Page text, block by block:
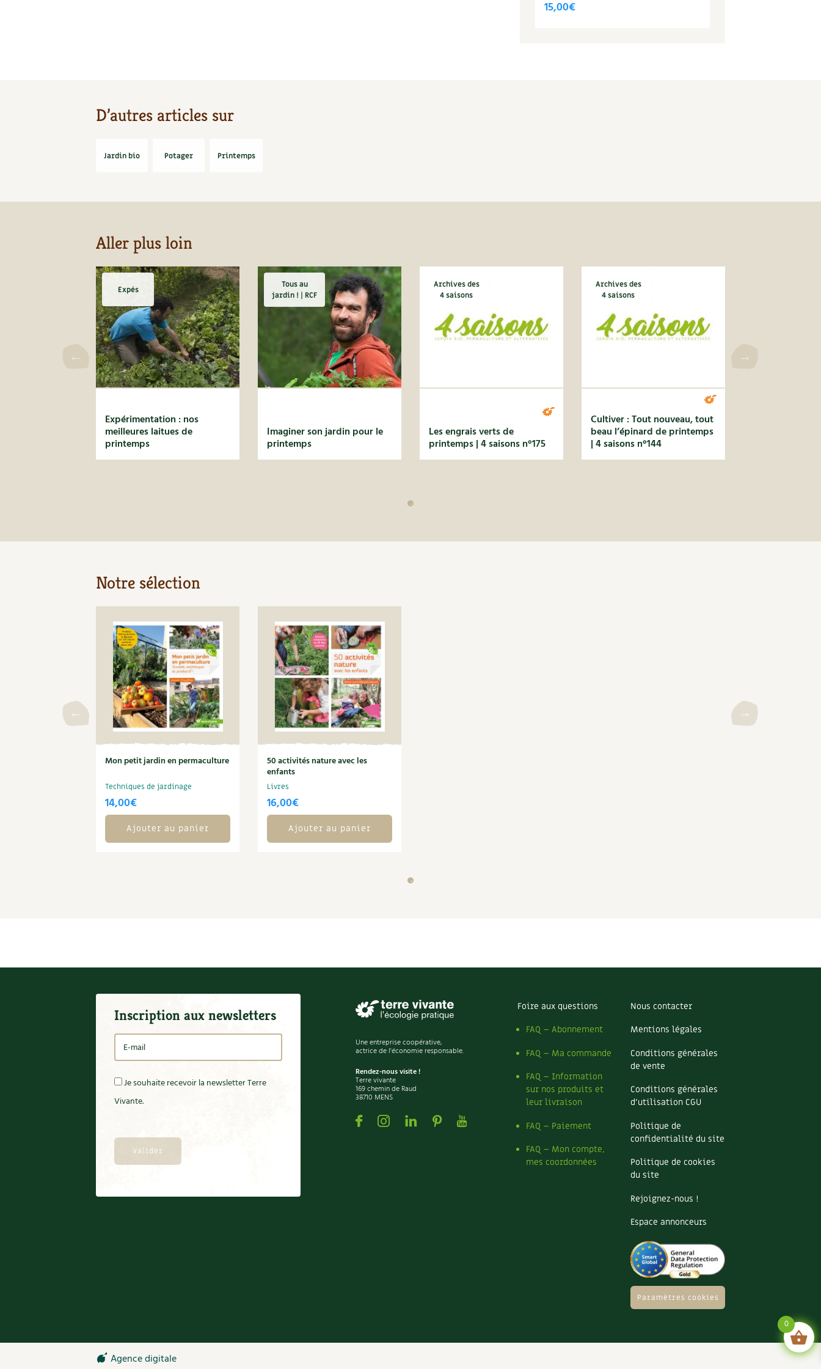
15,00€
D’autres articles sur
Jardin bio Potager Printemps
Aller plus loin
Expés
Expérimentation : nos
meilleures laitues de
printemps
Tous au
jardin ! | RCF
Imaginer son jardin pour le
printemps
Archives des
4 saisons
Les engrais verts de
printemps | 4 saisons n°175
Archives des
4 saisons
Cultiver : Tout nouveau, tout
beau l’épinard de printemps
| 4 saisons n°144
Notre sélection
Mon petit jardin en permaculture
Techniques de jardinage
14,00€
Ajouter au panier
50 activités nature avec les
enfants
Livres
16,00€
Ajouter au panier
Inscription aux newsletters
Je souhaite recevoir la newsletter Terre
Vivante.
Une entreprise coopérative,
actrice de l'économie responsable.
Rendez-nous visite !
Terre vivante
169 chemin de Raud
38710 MENS
FacebookInstagramLinkedin
PinterestYoutube
Foire aux questions
FAQ – Abonnement
FAQ – Ma commande
FAQ – Information
sur nos produits et
leur livraison
FAQ – Paiement
FAQ – Mon compte,
mes coordonnées
Nous contacter
Mentions légales
Conditions générales
de vente
Conditions générales
d’utilisation CGU
Politique de
confidentialité du site
Politique de cookies
du site
Rejoignez-nous !
Espace annonceurs
Paramètres cookies
Agence digitale
0